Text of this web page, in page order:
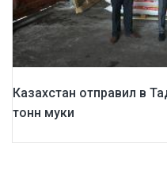
Казахстан отправил в
тонн муки